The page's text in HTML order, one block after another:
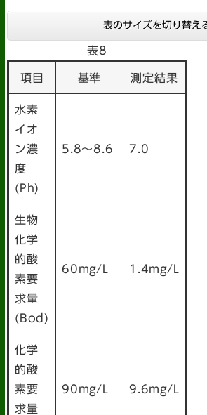
表のサイズを切り替え
表8
項目 基準 測定結果
水素
イオ
ン濃
度
(Ph)
5.8～8.6 7.0
生物
化学
的酸
素要
求量
(Bod)
60mg/L 1.4mg/L
化学
的酸
素要
求量
90mg/L 9.6mg/L